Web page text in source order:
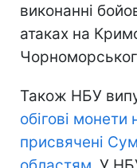
виконанні
атаках на
Також НБУ
обігові
присвячені